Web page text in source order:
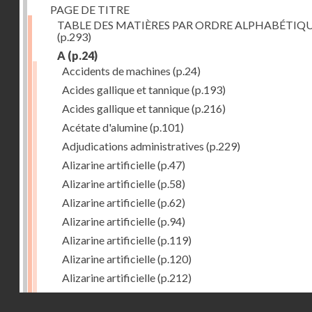
PAGE DE TITRE
TABLE DES MATIÈRES PAR ORDRE
(p.293)
A (p.24)
Accidents de machines (p.24)
Acides gallique et tannique(p.193)
Acides gallique et tannique(p.216)
Acétate d'alumine(p.101)
Adjudications administratives (p.229)
Alizarine artificielle(p.47)
Alizarine artificielle(p.58)
Alizarine artificielle(p.62)
Alizarine artificielle(p.94)
Alizarine artificielle(p.119)
Alizarine artificielle(p.120)
Alizarine artificielle(p.212)
Alizarine artificielle(p.256)